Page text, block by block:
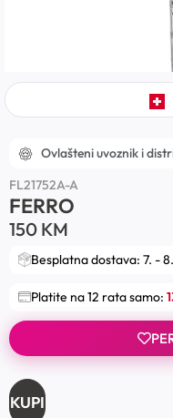
Ovlašteni uvoznik i
FL21752A-A
FERRO
150 KM
Besplatna dostava: 7. -
Platite na 12 rata samo:
KUPI